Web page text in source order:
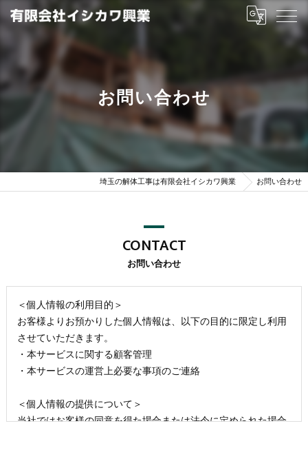
お問い合わせ
埼玉の解体工事は有限会社イシカワ興業 お問い合わせ
お問い合わせ
CONTACT
＜個人情報の利用目的＞
お客様よりお預かりした個人情報は、以下の目的に限定し利用
させていただきます。
・本サービスに関する顧客管理
・本サービスの運営上必要な事項のご連絡
＜個人情報の提供について＞
当社ではお客様の同意を得た場合または法令に定められた場合